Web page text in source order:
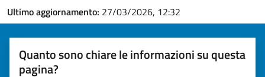
Ultimo aggiornamento: 27/03/2026, 12:32
Quanto sono chiare le informazioni su questa
pagina?